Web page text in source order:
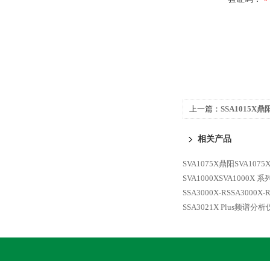
上一篇： SSA1015X鼎
相关产品
SVA1075X鼎阳
SVA1000XSVA1000X
SSA3000X-RSSA3000X-
SSA3021X Plus频谱分析